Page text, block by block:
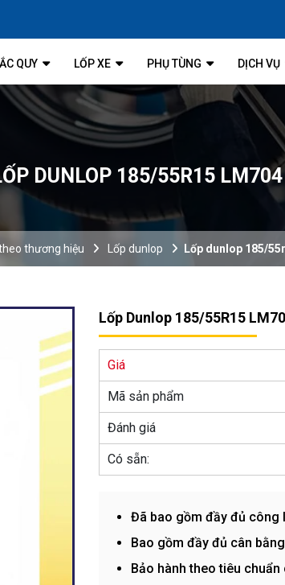
ẮC QUY LỐP XE PHỤ TÙNG DỊCH VỤ
DUNLOP 185/55R15 LM704
thương hiệu Lốp dunlop Lốp dunlop 185/
Lốp Dunlop 185/55R15
Giá
Mã sản phẩm
Đánh giá
Có sẵn:
Đã bao gồm đầy đủ công
Bao gồm đầy đủ cân
Bảo hành theo tiêu chuẩn